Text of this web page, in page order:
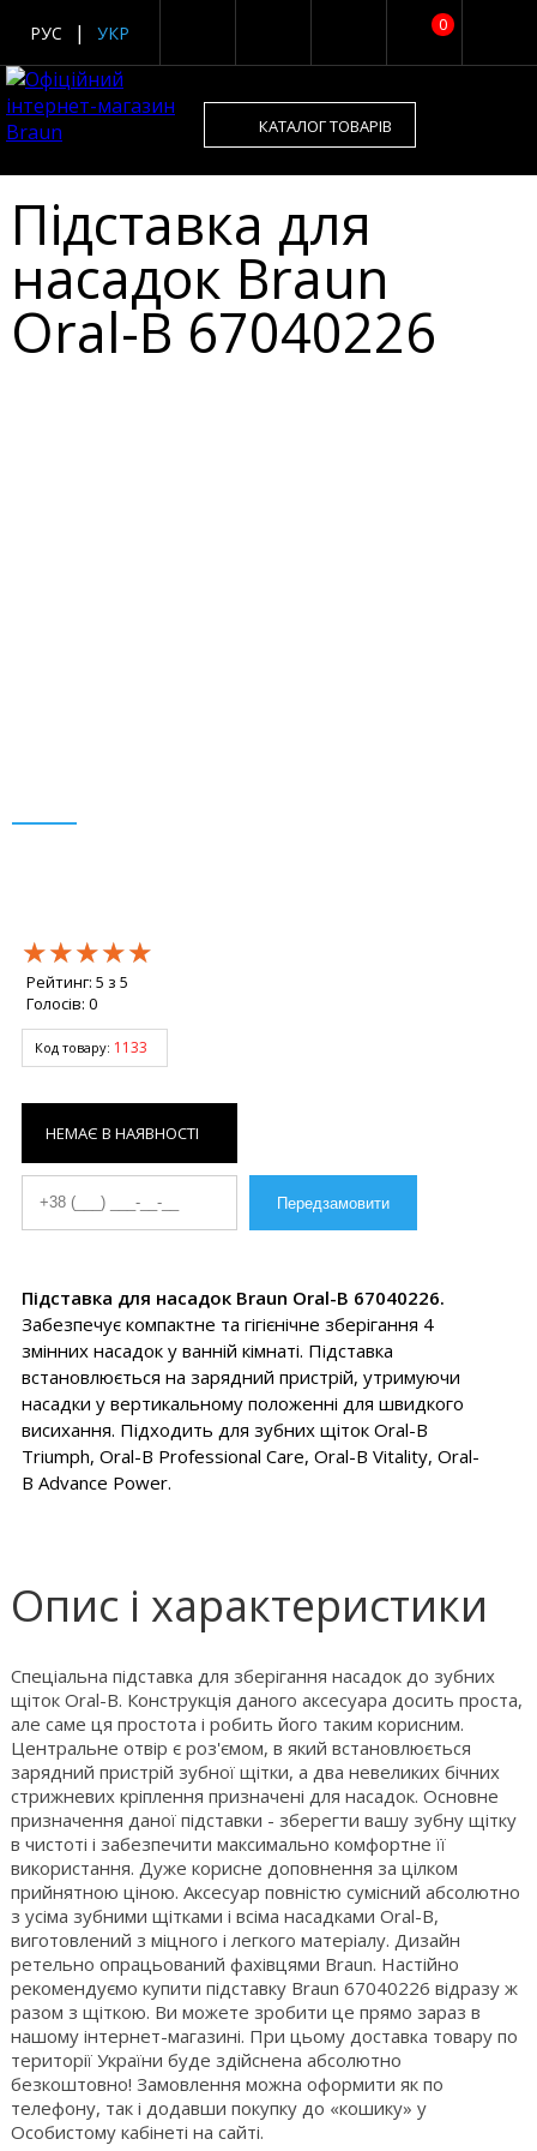
0
РУС УКР
КАТАЛОГ ТОВАРІВ
Підставка для
насадок Braun
Oral-B 67040226
★★★★★
★★★★★
★★★★★
Рейтинг: 5 з 5
Голосів: 0
Код товару: 1133
НЕМАЄ В НАЯВНОСТІ
Підставка для насадок Braun Oral-B 67040226.
Забезпечує компактне та гігієнічне зберігання 4
змінних насадок у ванній кімнаті. Підставка
встановлюється на зарядний пристрій, утримуючи
насадки у вертикальному положенні для швидкого
висихання. Підходить для зубних щіток Oral-B
Triumph, Oral-B Professional Care, Oral-B Vitality, Oral-
B Advance Power.
Опис і характеристики
Спеціальна підставка для зберігання насадок до зубних
щіток Oral-B. Конструкція даного аксесуара досить проста,
але саме ця простота і робить його таким корисним.
Центральне отвір є роз'ємом, в який встановлюється
зарядний пристрій зубної щітки, а два невеликих бічних
стрижневих кріплення призначені для насадок. Основне
призначення даної підставки - зберегти вашу зубну щітку
в чистоті і забезпечити максимально комфортне її
використання. Дуже корисне доповнення за цілком
прийнятною ціною. Аксесуар повністю сумісний абсолютно
з усіма зубними щітками і всіма насадками Oral-B,
виготовлений з міцного і легкого матеріалу. Дизайн
ретельно опрацьований фахівцями Braun. Настійно
рекомендуємо купити підставку Braun 67040226 відразу ж
разом з щіткою. Ви можете зробити це прямо зараз в
нашому інтернет-магазині. При цьому доставка товару по
території України буде здійснена абсолютно
безкоштовно! Замовлення можна оформити як по
телефону, так і додавши покупку до «кошику» у
Особистому кабінеті на сайті.